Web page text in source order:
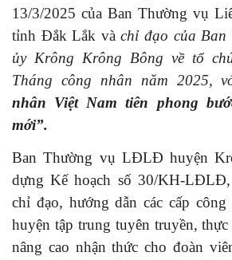
13/3/2025 của Ban Thường vụ
tỉnh Đắk Lắk vàchỉ đạo của Ban
ủy Krông Krông Bông về tổ
Tháng công nhân năm 2025,
nhân Việt Nam tiên phong
mới”.
Ban Thường vụ LĐLĐ huyện
dựng Kế hoạch số 30/KH-LĐLĐ,
chỉ đạo, hướng dẫn các cấp
huyện tập trung tuyên truyền,
nâng cao nhận thức cho đoàn